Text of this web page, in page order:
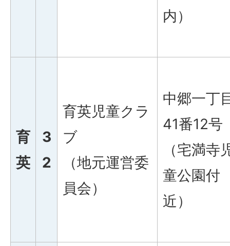
内）
育
英
3
2
育英児童クラ
ブ
（地元運営委
員会）
中郷一丁
41番12号
（宅満寺
童公園付
近）